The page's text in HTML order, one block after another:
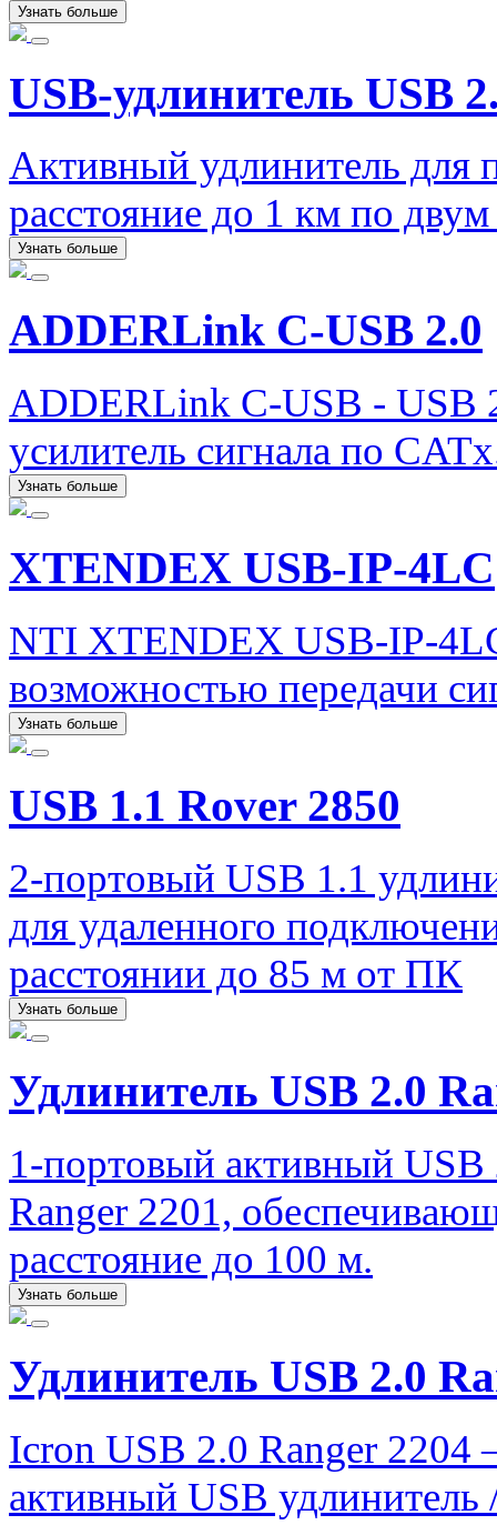
Узнать больше
USB-удлинитель USB
Активный удлинитель для
расстояние до 1 км по
Узнать больше
ADDERLink C-USB 2.0
ADDERLink C-USB - USB
усилитель сигнала по
Узнать больше
XTENDEX USB-IP-4LC
NTI XTENDEX USB-IP-
возможностью передачи
Узнать больше
USB 1.1 Rover 2850
2-портовый USB 1.1
для удаленного
расстоянии до 85 м от ПК
Узнать больше
Удлинитель USB 2.0
1-портовый активный
Ranger 2201,
расстояние до 100 м.
Узнать больше
Удлинитель USB 2.0
Icron USB 2.0 Ranger 2204
активный USB